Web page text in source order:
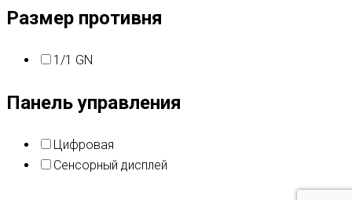
Размер противня
1/1 GN
Панель управления
Цифровая
Сенсорный дисплей